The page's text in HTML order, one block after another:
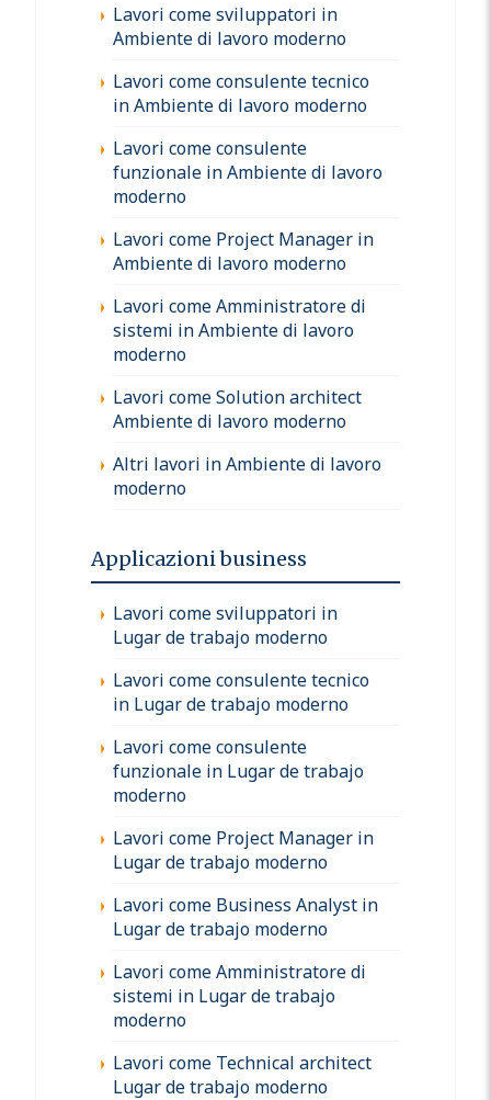
Lavori come sviluppatori in
Ambiente di lavoro moderno
Lavori come consulente tecnico
in Ambiente di lavoro moderno
Lavori come consulente
funzionale in Ambiente di lavoro
moderno
Lavori come Project Manager in
Ambiente di lavoro moderno
Lavori come Amministratore di
sistemi in Ambiente di lavoro
moderno
Lavori come Solution architect
Ambiente di lavoro moderno
Altri lavori in Ambiente di lavoro
moderno
Applicazioni business
Lavori come sviluppatori in
Lugar de trabajo moderno
Lavori come consulente tecnico
in Lugar de trabajo moderno
Lavori come consulente
funzionale in Lugar de trabajo
moderno
Lavori come Project Manager in
Lugar de trabajo moderno
Lavori come Business Analyst in
Lugar de trabajo moderno
Lavori come Amministratore di
sistemi in Lugar de trabajo
moderno
Lavori come Technical architect
Lugar de trabajo moderno